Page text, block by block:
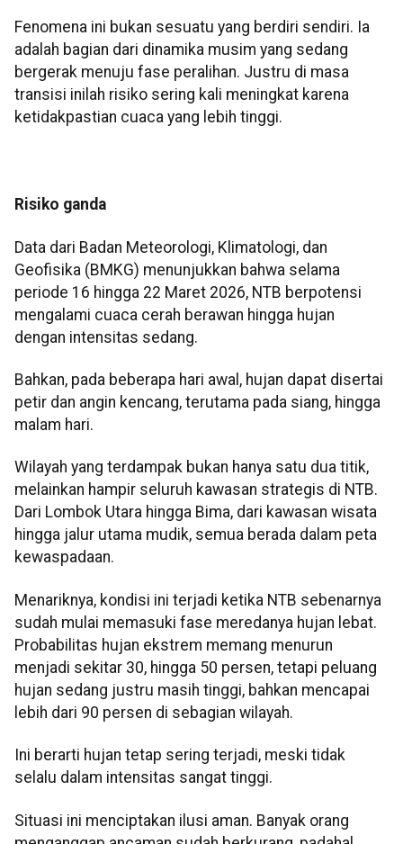
Fenomena ini bukan sesuatu yang berdiri sendiri. Ia
adalah bagian dari dinamika musim yang sedang
bergerak menuju fase peralihan. Justru di masa
transisi inilah risiko sering kali meningkat karena
ketidakpastian cuaca yang lebih tinggi.
Risiko ganda
Data dari Badan Meteorologi, Klimatologi, dan
Geofisika (BMKG) menunjukkan bahwa selama
periode 16 hingga 22 Maret 2026, NTB berpotensi
mengalami cuaca cerah berawan hingga hujan
dengan intensitas sedang.
Bahkan, pada beberapa hari awal, hujan dapat disertai
petir dan angin kencang, terutama pada siang, hingga
malam hari.
Wilayah yang terdampak bukan hanya satu dua titik,
melainkan hampir seluruh kawasan strategis di NTB.
Dari Lombok Utara hingga Bima, dari kawasan wisata
hingga jalur utama mudik, semua berada dalam peta
kewaspadaan.
Menariknya, kondisi ini terjadi ketika NTB sebenarnya
sudah mulai memasuki fase meredanya hujan lebat.
Probabilitas hujan ekstrem memang menurun
menjadi sekitar 30, hingga 50 persen, tetapi peluang
hujan sedang justru masih tinggi, bahkan mencapai
lebih dari 90 persen di sebagian wilayah.
Ini berarti hujan tetap sering terjadi, meski tidak
selalu dalam intensitas sangat tinggi.
Situasi ini menciptakan ilusi aman. Banyak orang